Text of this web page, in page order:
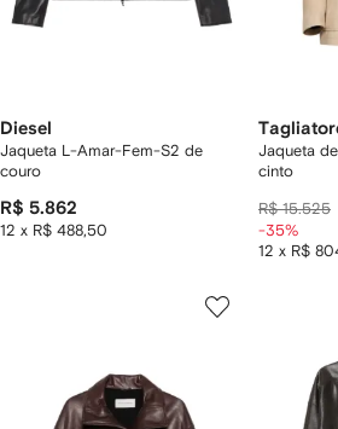
Diesel
Jaqueta L-Amar-Fem-S2 de
couro
R$ 5.862
12 x R$ 488,50
Jaqueta
cinto
R$ 15.525
12 x R$
-35%